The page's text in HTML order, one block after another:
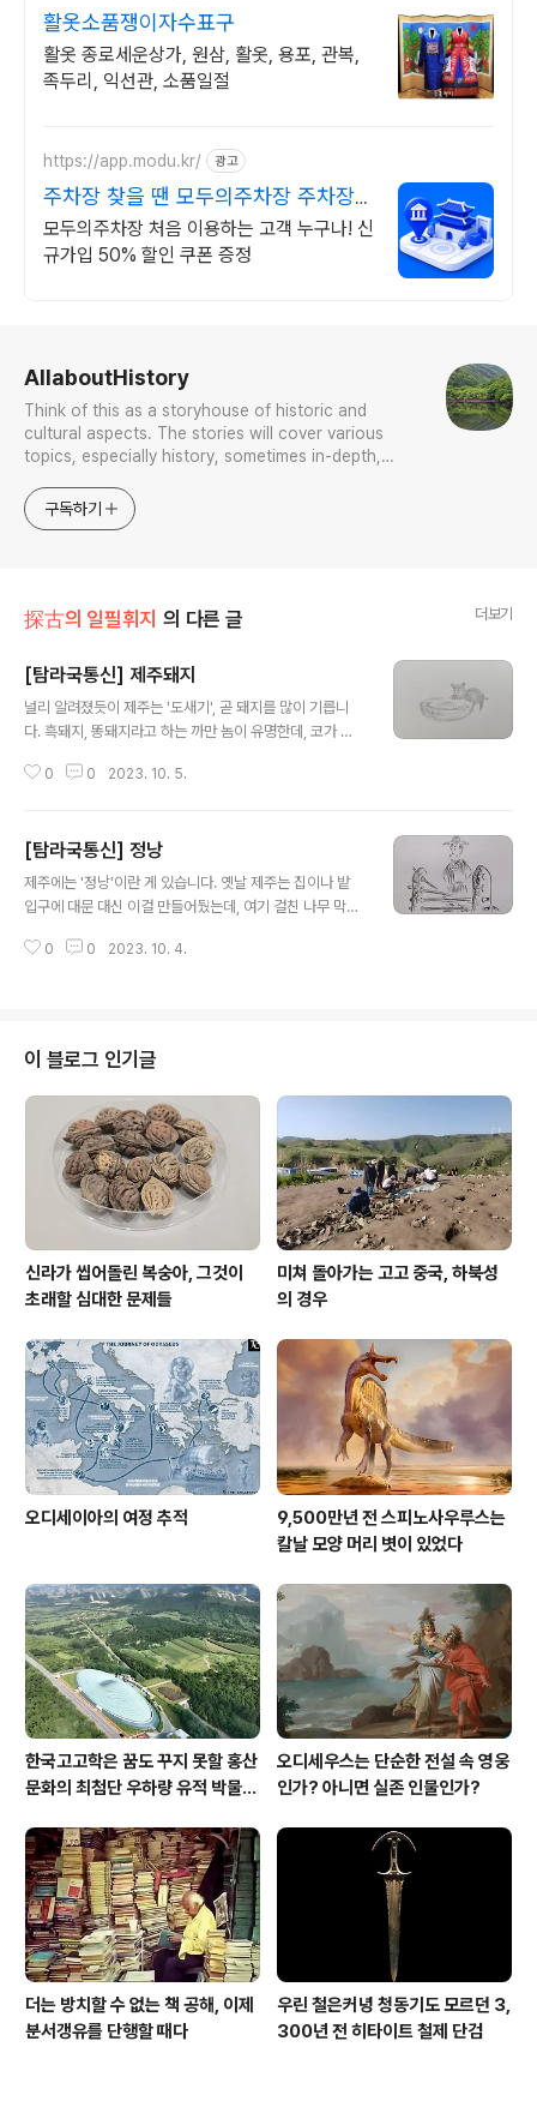
활옷소품쟁이자수표구
활옷 종로세운상가, 원삼, 활옷, 용포, 관복,
족두리, 익선관, 소품일절
https://app.modu.kr/ 광고
주차장 찾을 땐 모두의주차장 주차장
검색은 모두의주차장
모두의주차장 처음 이용하는 고객 누구나! 신
규가입 50% 할인 쿠폰 증정
AllaboutHistory
Think of this as a storyhouse of historic and
cultural aspects. The stories will cover various
topics, especially history, sometimes in-depth,
approach will be to resist any common sense or
generalized viewpoint
구독하기
探古의 일필휘지 의 다른 글 더보기
[탐라국통신] 제주돼지
널리 알려졌듯이 제주는 '도새기', 곧 돼지를 많이 기릅니
다. 흑돼지, 똥돼지라고 하는 까만 놈이 유명한데, 코가 좀
종 똥돼지를 먹기는 정말 어려운데 그 맛이..이야 돼지가 이
문에 먹이통이 필요없다고 생각하실지 모르지만, 설마 그
것만 먹고 살겠습니까? 적어도 물은 먹어야죠. 다른 먹이도
먹어야하고. 그러니 먹이통을 만들어야 합니다. 이를 '돌도
로 함지박), 돼지용 도고리란 뜻이죠. 돼지는 성질 뻗쳐서
0 0 2023. 10. 5.
[탐라국통신] 정낭
제주에는 '정낭'이란 게 있습니다. 옛날 제주는 집이나 밭
입구에 대문 대신 이걸 만들어뒀는데, 여기 걸친 나무 막대
0 0 2023. 10. 4.
이 블로그 인기글
신라가 씹어돌린 복숭아, 그것이
초래할 심대한 문제들
미쳐 돌아가는 고고 중국, 하북성
의 경우
오디세이아의 여정 추적
9,500만년 전 스피노사우루스는
칼날 모양 머리 볏이 있었다
한국고고학은 꿈도 꾸지 못할 홍산
문화의 최첨단 우하량 유적 박물관
오디세우스는 단순한 전설 속 영웅
인가? 아니면 실존 인물인가?
더는 방치할 수 없는 책 공해, 이제
분서갱유를 단행할 때다
우린 철은커녕 청동기도 모르던 3,
300년 전 히타이트 철제 단검